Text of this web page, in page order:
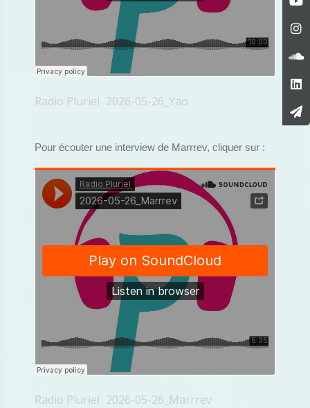
Radio Pluriel · 2026-05-26_Yao
Pour écouter une interview de Marrrev, cliquer sur :
Radio Pluriel · 2026-05-26_Marrrev